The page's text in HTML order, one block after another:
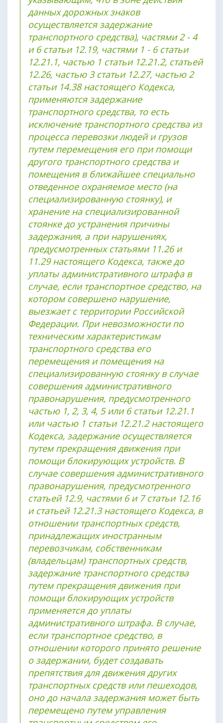
данных дорожных знаков
осуществляется задержание
транспортного средства), частями 2 - 4
и 6 статьи 12.19, частями 1 - 6 статьи
12.21.1, частью 1 статьи 12.21.2, статьей
12.26, частью 3 статьи 12.27, частью 2
статьи 14.38 настоящего Кодекса,
применяются задержание
транспортного средства, то есть
исключение транспортного средства из
процесса перевозки людей и грузов
путем перемещения его при помощи
другого транспортного средства и
помещения в ближайшее специально
отведенное охраняемое место (на
специализированную стоянку), и
хранение на специализированной
стоянке до устранения причины
задержания, а при нарушениях,
предусмотренных статьями 11.26 и
11.29 настоящего Кодекса, также до
уплаты административного штрафа в
случае, если транспортное средство, на
котором совершено нарушение,
выезжает с территории Российской
Федерации. При невозможности по
техническим характеристикам
транспортного средства его
перемещения и помещения на
специализированную стоянку в случае
совершения административного
правонарушения, предусмотренного
частью 1, 2, 3, 4, 5 или 6 статьи 12.21.1
или частью 1 статьи 12.21.2 настоящего
Кодекса, задержание осуществляется
путем прекращения движения при
помощи блокирующих устройств. В
случае совершения административного
правонарушения, предусмотренного
статьей 12.9, частями 6 и 7 статьи 12.16
и статьей 12.21.3 настоящего Кодекса, в
отношении транспортных средств,
принадлежащих иностранным
перевозчикам, собственникам
(владельцам) транспортных средств,
задержание транспортного средства
путем прекращения движения при
помощи блокирующих устройств
применяется до уплаты
административного штрафа. В случае,
если транспортное средство, в
отношении которого принято решение
о задержании, будет создавать
препятствия для движения других
транспортных средств или пешеходов,
оно до начала задержания может быть
перемещено путем управления